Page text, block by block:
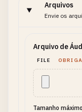
Arquivos
Envie os
Arquivo de
FILE
Tamanho